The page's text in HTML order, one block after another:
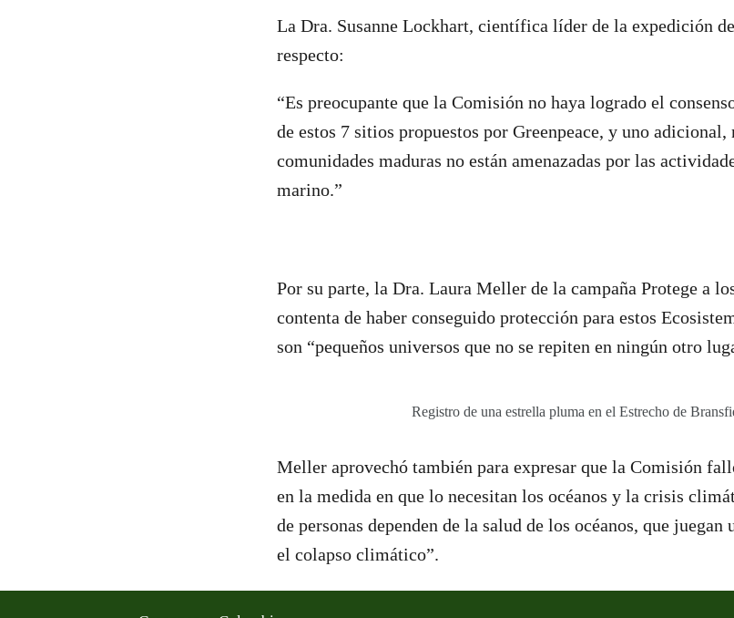
La Dra. Susanne Lockhart, científica líder de la expedición
respecto:
“Es preocupante que la Comisión no haya logrado el
de estos 7 sitios propuestos por Greenpeace, y uno adicional,
comunidades maduras no están amenazadas por las
marino.”
Por su parte, la Dra. Laura Meller de la campaña Protege a
contenta de haber conseguido protección para estos
son “pequeños universos que no se repiten en ningún otro
Registro de una estrella pluma en el Estrecho de
Meller aprovechó también para expresar que la Comisión
en la medida en que lo necesitan los océanos y la crisis
de personas dependen de la salud de los océanos, que
el colapso climático”.